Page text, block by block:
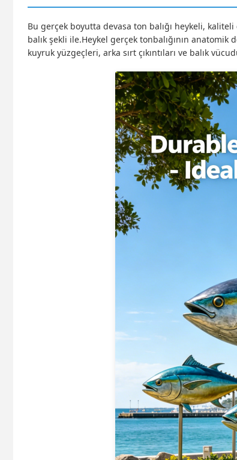
Bu gerçek boyutta devasa ton balığı heykeli,
balık şekli ile.Heykel gerçek tonbalığının
kuyruk yüzgeçleri, arka sırt çıkıntıları ve balık